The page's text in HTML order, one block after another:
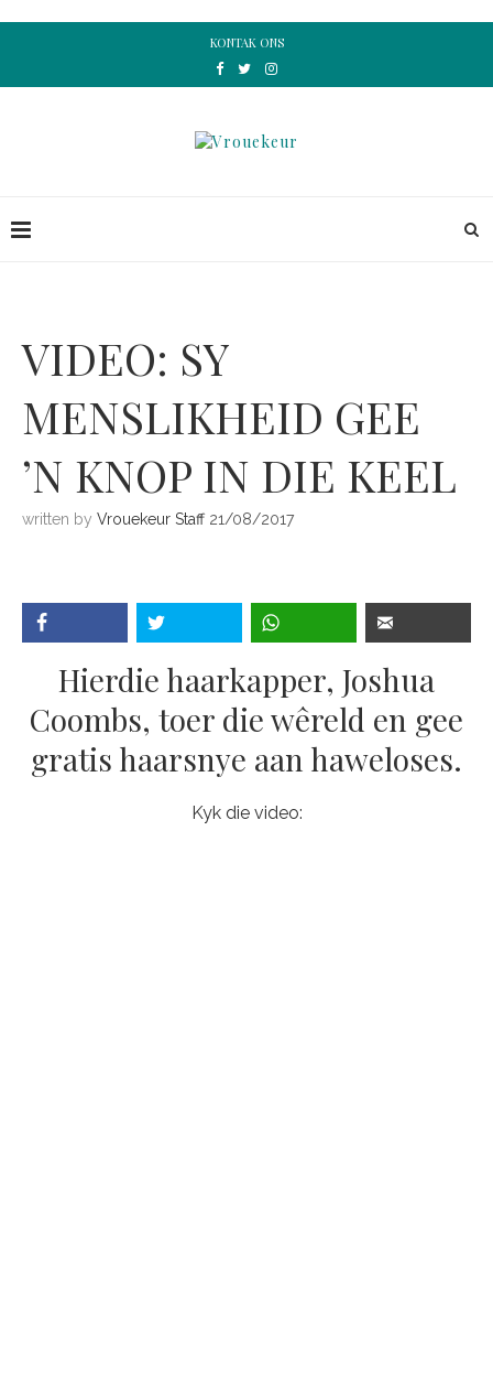
KONTAK ONS
VIDEO: SY
MENSLIKHEID GEE
’N KNOP IN DIE KEEL
written by Vrouekeur Staff 21/08/2017
Hierdie haarkapper, Joshua
Coombs, toer die wêreld en gee
gratis haarsnye aan haweloses.
Kyk die video: